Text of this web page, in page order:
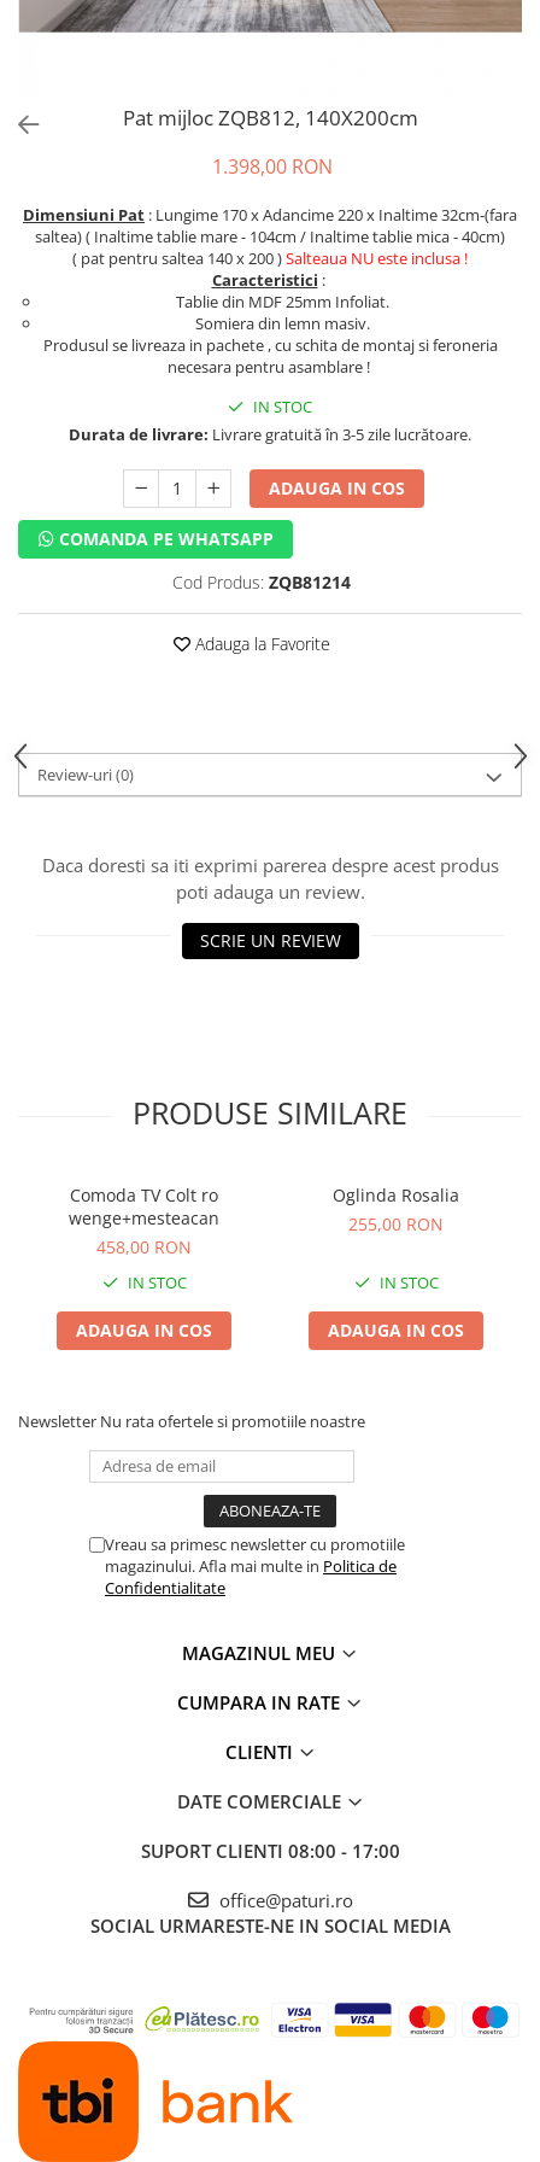
Pat mijloc ZQB812, 140X200cm
1.398,00 RON
Dimensiuni Pat : Lungime 170 x Adancime 220 x Inaltime 32cm-(fara
saltea) ( Inaltime tablie mare - 104cm / Inaltime tablie mica - 40cm)
( pat pentru saltea 140 x 200 )Salteaua NU este inclusa !
Caracteristici :
Tablie din MDF 25mm Infoliat.
Somiera din lemn masiv.
Produsul se livreaza in pachete , cu schita de montaj si feroneria
necesara pentru asamblare !
IN STOC
Durata de livrare: Livrare gratuită în 3-5 zile lucrătoare.
ADAUGA IN COS
COMANDA PE WHATSAPP
Cod Produs: ZQB81214
Adauga la Favorite
Review-uri(0)
Daca doresti sa iti exprimi parerea despre acest produs
poti adauga un review.
SCRIE UN REVIEW
PRODUSE SIMILARE
Comoda TV Colt ro
wenge+mesteacan
458,00 RON
IN STOC
ADAUGA IN COS
Oglinda Rosalia
255,00 RON
IN STOC
ADAUGA IN COS
Newsletter Nu rata ofertele si promotiile noastre
Vreau sa primesc newsletter cu promotiile
magazinului. Afla mai multe in Politica de
Confidentialitate
MAGAZINUL MEU
CUMPARA IN RATE
CLIENTI
DATE COMERCIALE
SUPORT CLIENTI 08:00 - 17:00
office@paturi.ro
SOCIAL URMARESTE-NE IN SOCIAL MEDIA